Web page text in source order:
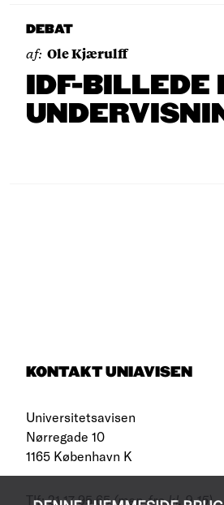
DEBAT
af: Ole Kjærulff
IDF-BILLEDE
KONTAKT UNIAVISEN
Universitetsavisen
Nørregade 10
1165 København K
Tlf: 21 17 95 65(man-fre kl. 9-15)